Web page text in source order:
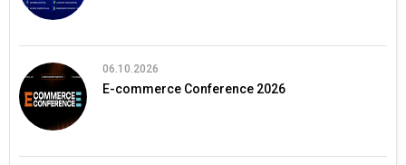
06.10.2026
E-commerce Conference 2026